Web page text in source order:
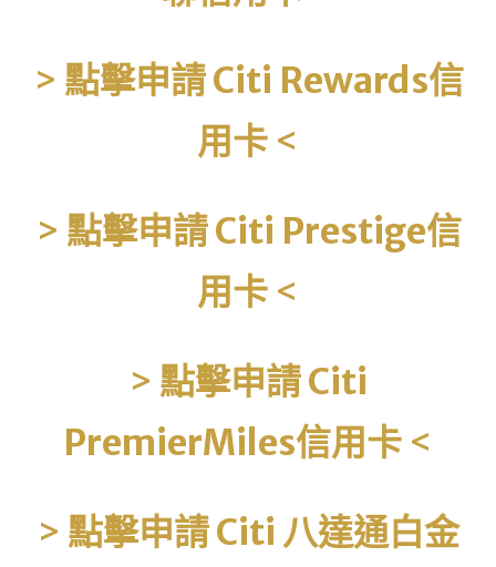
> 點擊申請Citi Rewards信
用卡 <
> 點擊申請Citi Prestige信
用卡 <
> 點擊申請Citi
PremierMiles信用卡 <
> 點擊申請Citi 八達通白金